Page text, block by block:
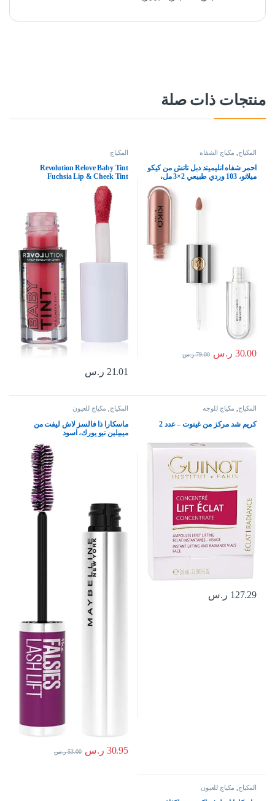
منتجات ذات صلة
المكياج مكياج الشفاه
احمر شفاه انليميتد دبل تاتش من كيكو
ميلانو، 103 وردي طبيعي 2×3 مل،
30.00 ر.س 79.00 ر.س
المكياج
Revolution Relove Baby Tint
Fuchsia Lip & Cheek Tint
21.01 ر.س
المكياج مكياج للوجه
كريم شد مركز من غينوت – عدد 2
127.29 ر.س
المكياج مكياج للعيون
ماسكارا ذا فالسز لاش ليفت من
ميبيلين نيو يورك، اسود
30.95 ر.س 53.00 ر.س
المكياج مكياج للعيون